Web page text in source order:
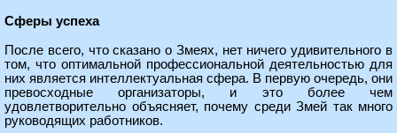
Сферы успеха
После всего, что сказано о Змеях, нет ничего удивительного в
том, что оптимальной профессиональной деятельностью для
них является интеллектуальная сфера. В первую очередь, они
превосходные организаторы, и это более чем
удовлетворительно объясняет, почему среди Змей так много
руководящих работников.